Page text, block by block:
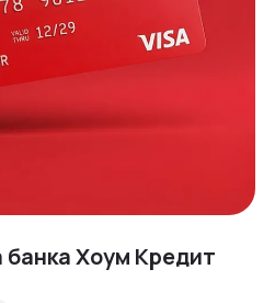
Хоум Кредит